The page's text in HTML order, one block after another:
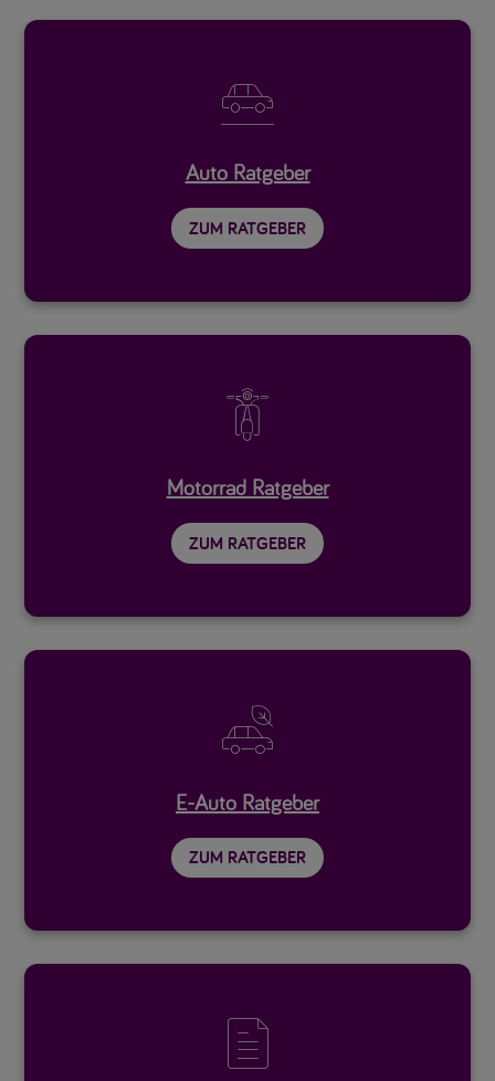

Auto Ratgeber
ZUM RATGEBER

Motorrad Ratgeber
ZUM RATGEBER

E-Auto Ratgeber
ZUM RATGEBER
